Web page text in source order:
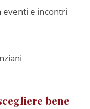
eventi e incontri
bene